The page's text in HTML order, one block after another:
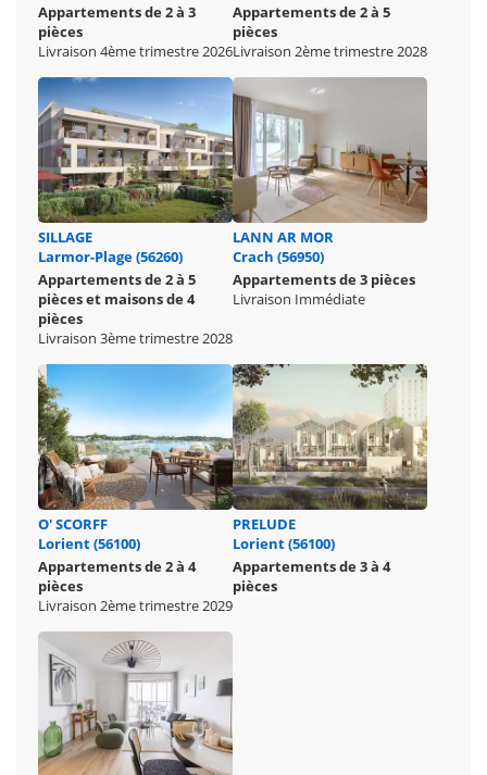
Appartements de 2 à 3
pièces
Livraison 4ème trimestre 2026
Appartements de 2 à 5
pièces
Livraison 2ème trimestre 2028
SILLAGE
Larmor-Plage (56260)
Appartements de 2 à 5
pièces et maisons de 4
pièces
Livraison 3ème trimestre 2028
LANN AR MOR
Crach (56950)
Appartements de 3 pièces
Livraison Immédiate
O' SCORFF
Lorient (56100)
Appartements de 2 à 4
pièces
Livraison 2ème trimestre 2029
PRELUDE
Lorient (56100)
Appartements de 3 à 4
pièces